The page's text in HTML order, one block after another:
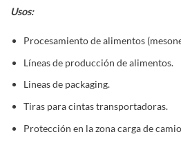
Usos:
Procesamiento de alimentos
Líneas de producción de alimentos.
Lineas de packaging.
Tiras para cintas transportadoras.
Protección en la zona carga de